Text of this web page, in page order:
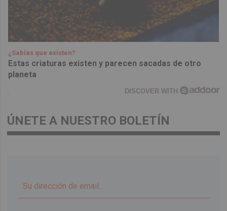
¿Sabías que existen?
Estas criaturas existen y parecen sacadas de otro
planeta
DISCOVER WITH
ÚNETE A NUESTRO BOLETÍN